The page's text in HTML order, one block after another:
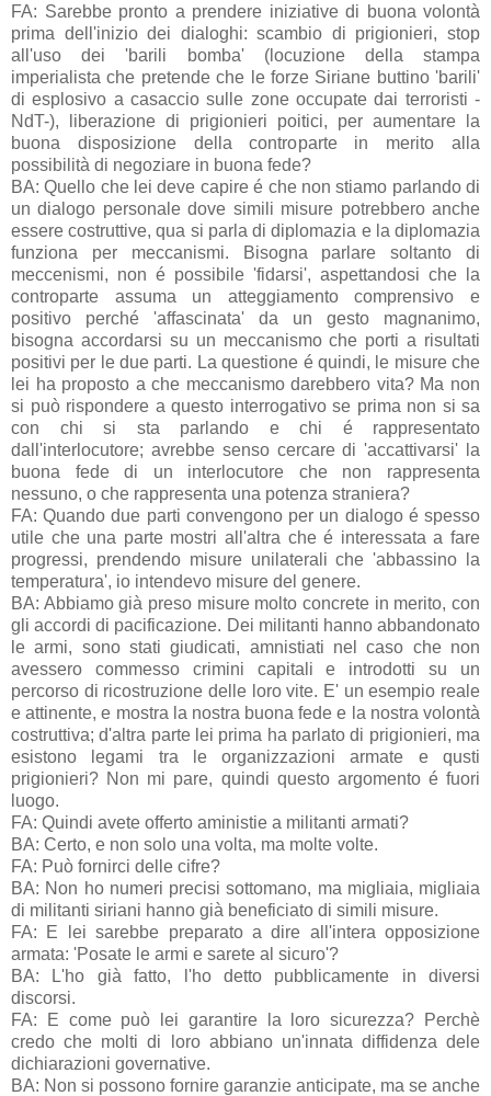
FA: Sarebbe pronto a prendere iniziative di buona volontà
prima dell'inizio dei dialoghi: scambio di prigionieri, stop
all'uso dei 'barili bomba' (locuzione della stampa
imperialista che pretende che le forze Siriane buttino 'barili'
di esplosivo a casaccio sulle zone occupate dai terroristi -
NdT-), liberazione di prigionieri poitici, per aumentare la
buona disposizione della controparte in merito alla
possibilità di negoziare in buona fede?
BA: Quello che lei deve capire é che non stiamo parlando di
un dialogo personale dove simili misure potrebbero anche
essere costruttive, qua si parla di diplomazia e la diplomazia
funziona per meccanismi. Bisogna parlare soltanto di
meccenismi, non é possibile 'fidarsi', aspettandosi che la
controparte assuma un atteggiamento comprensivo e
positivo perché 'affascinata' da un gesto magnanimo,
bisogna accordarsi su un meccanismo che porti a risultati
positivi per le due parti. La questione é quindi, le misure che
lei ha proposto a che meccanismo darebbero vita? Ma non
si può rispondere a questo interrogativo se prima non si sa
con chi si sta parlando e chi é rappresentato
dall'interlocutore; avrebbe senso cercare di 'accattivarsi' la
buona fede di un interlocutore che non rappresenta
nessuno, o che rappresenta una potenza straniera?
FA: Quando due parti convengono per un dialogo é spesso
utile che una parte mostri all'altra che é interessata a fare
progressi, prendendo misure unilaterali che 'abbassino la
temperatura', io intendevo misure del genere.
BA: Abbiamo già preso misure molto concrete in merito, con
gli accordi di pacificazione. Dei militanti hanno abbandonato
le armi, sono stati giudicati, amnistiati nel caso che non
avessero commesso crimini capitali e introdotti su un
percorso di ricostruzione delle loro vite. E' un esempio reale
e attinente, e mostra la nostra buona fede e la nostra volontà
costruttiva; d'altra parte lei prima ha parlato di prigionieri, ma
esistono legami tra le organizzazioni armate e qusti
prigionieri? Non mi pare, quindi questo argomento é fuori
luogo.
FA: Quindi avete offerto aministie a militanti armati?
BA: Certo, e non solo una volta, ma molte volte.
FA: Può fornirci delle cifre?
BA: Non ho numeri precisi sottomano, ma migliaia, migliaia
di militanti siriani hanno già beneficiato di simili misure.
FA: E lei sarebbe preparato a dire all'intera opposizione
armata: 'Posate le armi e sarete al sicuro'?
BA: L'ho già fatto, l'ho detto pubblicamente in diversi
discorsi.
FA: E come può lei garantire la loro sicurezza? Perchè
credo che molti di loro abbiano un'innata diffidenza dele
dichiarazioni governative.
BA: Non si possono fornire garanzie anticipate, ma se anche